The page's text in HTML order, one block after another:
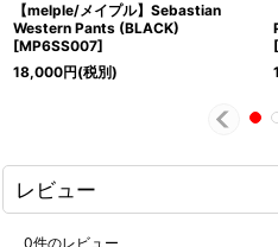
【melple/メイプル】Sebastian
Western Pants (BLACK)
[MP6SS007]
18,000円(税別)
[
レビュー
0件のレビュー